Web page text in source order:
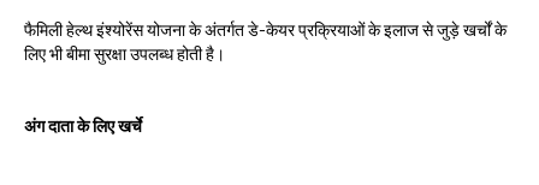
फैमिली हेल्थ इंश्योरेंस योजना के अंतर्गत डे-केयर प्रक्रियाओं के इलाज से जुड़े खर्चों के
लिए भी बीमा सुरक्षा उपलब्ध होती है।
अंग दाता केलिएखर्चे